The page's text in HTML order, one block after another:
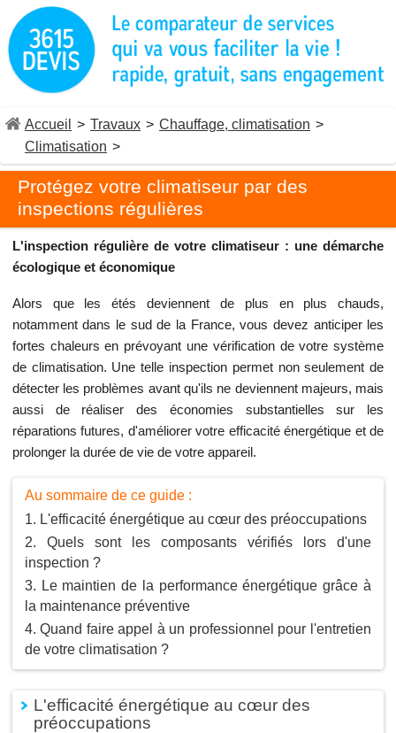
Accueil > Travaux > Chauffage, climatisation >
Climatisation >
Protégez votre climatiseur par des
inspections régulières
L'inspection régulière de votre climatiseur : une démarche
écologique et économique
Alors que les étés deviennent de plus en plus chauds,
notamment dans le sud de la France, vous devez anticiper les
fortes chaleurs en prévoyant une vérification de votre système
de climatisation. Une telle inspection permet non seulement de
détecter les problèmes avant qu'ils ne deviennent majeurs, mais
aussi de réaliser des économies substantielles sur les
réparations futures, d'améliorer votre efficacité énergétique et de
prolonger la durée de vie de votre appareil.
Au sommaire de ce guide :
L'efficacité énergétique au cœur des préoccupations
Quels sont les composants vérifiés lors d'une
inspection ?
Le maintien de la performance énergétique grâce à
la maintenance préventive
Quand faire appel à un professionnel pour l'entretien
de votre climatisation ?
L'efficacité énergétique au cœur des
préoccupations